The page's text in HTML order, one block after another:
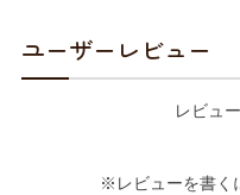
ユーザーレビュー
レビュ
※レビューを書く